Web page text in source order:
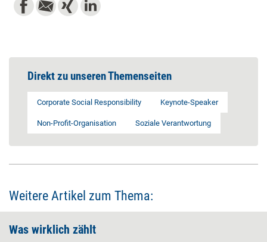
Direkt zu unseren Themenseiten
Corporate Social Responsibility Keynote-Speaker
Non-Profit-Organisation Soziale Verantwortung
Weitere Artikel zum Thema:
Was wirklich zählt